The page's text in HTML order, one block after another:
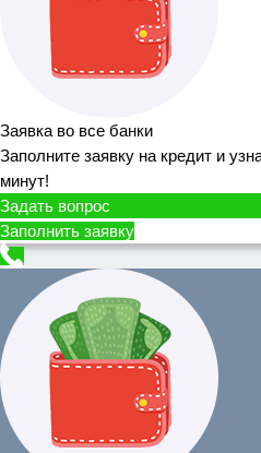
Заявка во все банки
Заполните заявку на кредит и
минут!
Задать вопрос
Заполнить заявку